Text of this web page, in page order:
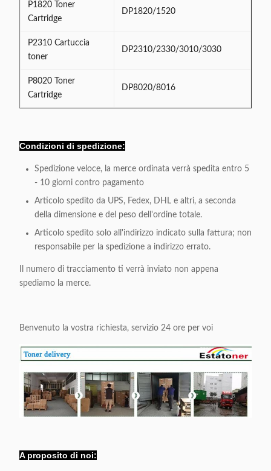
P1820 Toner
Cartridge
DP1820/1520
P2310 Cartuccia
toner
DP2310/2330/3010/3030
P8020 Toner
Cartridge
DP8020/8016
Condizioni di spedizione:
Spedizione veloce, la merce ordinata verrà spedita entro 5
- 10 giorni contro pagamento
Articolo spedito da UPS, Fedex, DHL e altri, a seconda
della dimensione e del peso dell'ordine totale.
Articolo spedito solo all'indirizzo indicato sulla fattura; non
responsabile per la spedizione a indirizzo errato.
Il numero di tracciamento ti verrà inviato non appena
spediamo la merce.
Benvenuto la vostra richiesta, servizio 24 ore per voi
A proposito di noi: